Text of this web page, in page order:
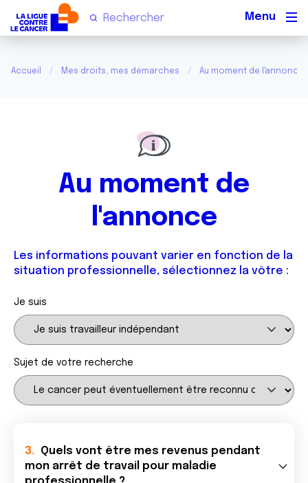
Accueil Mes droits, mes démarches Au moment de l'annonce
Au moment de
l'annonce
Les informations pouvant varier en fonction de la
situation professionnelle, sélectionnez la vôtre :
Je suis
Sujet de votre recherche
Quels vont être mes revenus pendant
mon arrêt de travail pour maladie